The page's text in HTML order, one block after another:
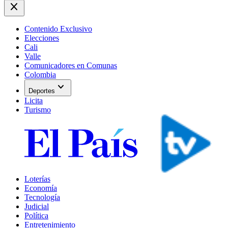
close
Contenido Exclusivo
Elecciones
Cali
Valle
Comunicadores en Comunas
Colombia
Deportes expand_more
Licita
Turismo
Loterías
Economía
Tecnología
Judicial
Política
Entretenimiento